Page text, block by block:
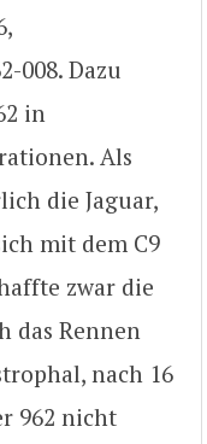
008. Dazu
in
Als
die Jaguar,
mit dem C9
zwar die
das Rennen
nach 16
962 nicht